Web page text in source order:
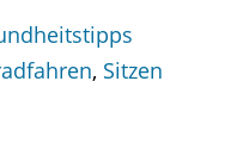
, Sitzen